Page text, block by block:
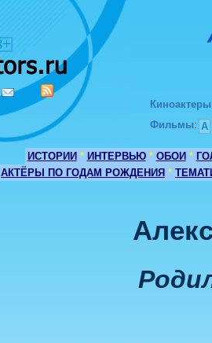
Киноактеры
Фильмы: А
ИСТОРИИ * ИНТЕРВЬЮ * ОБОИ *
АКТЁРЫ ПО ГОДАМ РОЖДЕНИЯ *